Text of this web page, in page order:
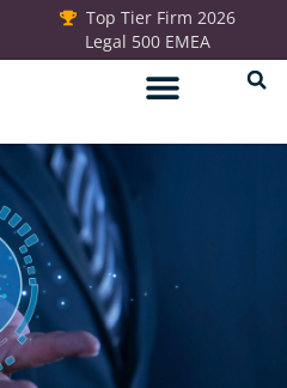
Top Tier Firm 2026
Legal 500 EMEA